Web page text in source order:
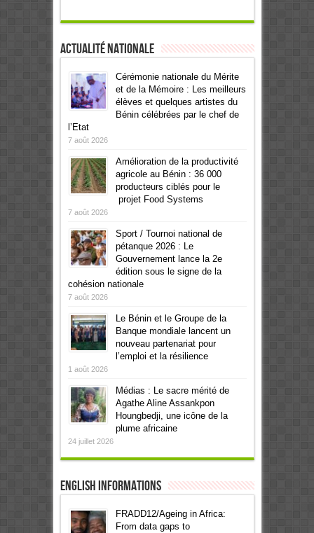
Actualité Nationale
Cérémonie nationale du Mérite
et de la Mémoire : Les meilleurs
élèves et quelques artistes du
Bénin célébrées par le chef de
l’Etat
7 août 2026
Amélioration de la productivité
agricole au Bénin : 36 000
producteurs ciblés pour le
projet Food Systems
7 août 2026
Sport / Tournoi national de
pétanque 2026 : Le
Gouvernement lance la 2e
édition sous le signe de la
cohésion nationale
7 août 2026
Le Bénin et le Groupe de la
Banque mondiale lancent un
nouveau partenariat pour
l’emploi et la résilience
1 août 2026
Médias : Le sacre mérité de
Agathe Aline Assankpon
Houngbedji, une icône de la
plume africaine
24 juillet 2026
English informations
FRADD12/Ageing in Africa:
From data gaps to